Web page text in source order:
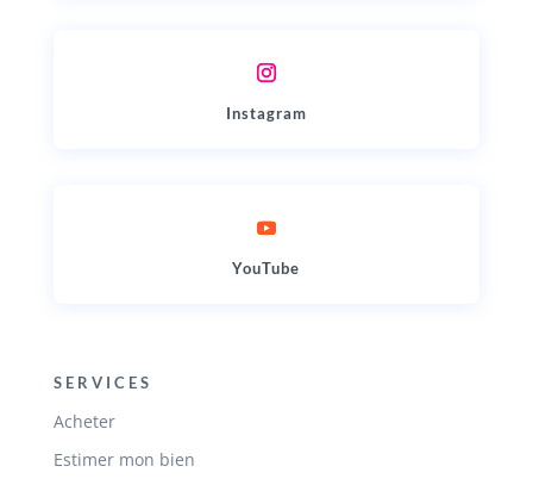
Instagram
YouTube
SERVICES
Acheter
Estimer mon bien